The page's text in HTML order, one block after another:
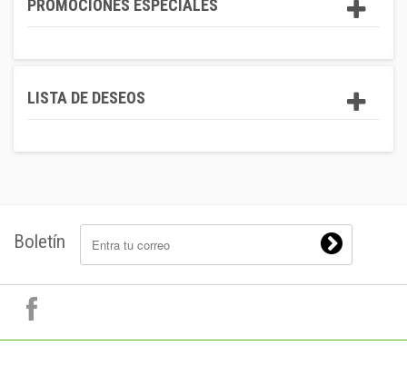
PROMOCIONES ESPECIALES
LISTA DE DESEOS
Boletín